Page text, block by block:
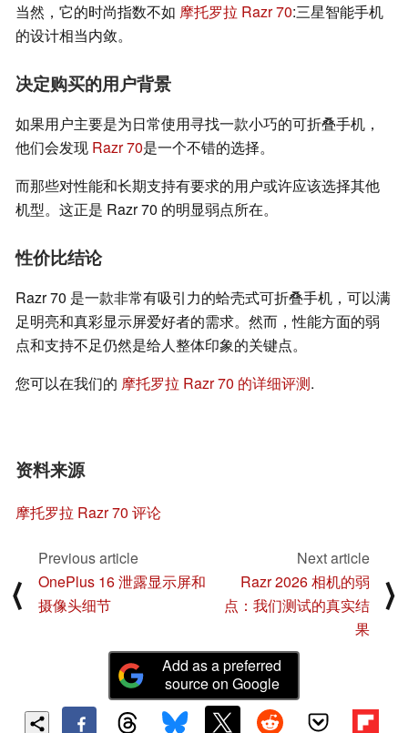
当然，它的时尚指数不如 摩托罗拉 Razr 70:三星智能手机
的设计相当内敛。
决定购买的用户背景
如果用户主要是为日常使用寻找一款小巧的可折叠手机，
他们会发现 Razr 70是一个不错的选择。
而那些对性能和长期支持有要求的用户或许应该选择其他
机型。这正是 Razr 70 的明显弱点所在。
性价比结论
Razr 70 是一款非常有吸引力的蛤壳式可折叠手机，可以满
足明亮和真彩显示屏爱好者的需求。然而，性能方面的弱
点和支持不足仍然是给人整体印象的关键点。
您可以在我们的 摩托罗拉 Razr 70 的详细评测.
资料来源
摩托罗拉 Razr 70 评论
⟨
Previous article
OnePlus 16 泄露显示屏和
摄像头细节
Next article
Razr 2026 相机的弱
点：我们测试的真实结
果
⟩
Add as a preferred
source on Google